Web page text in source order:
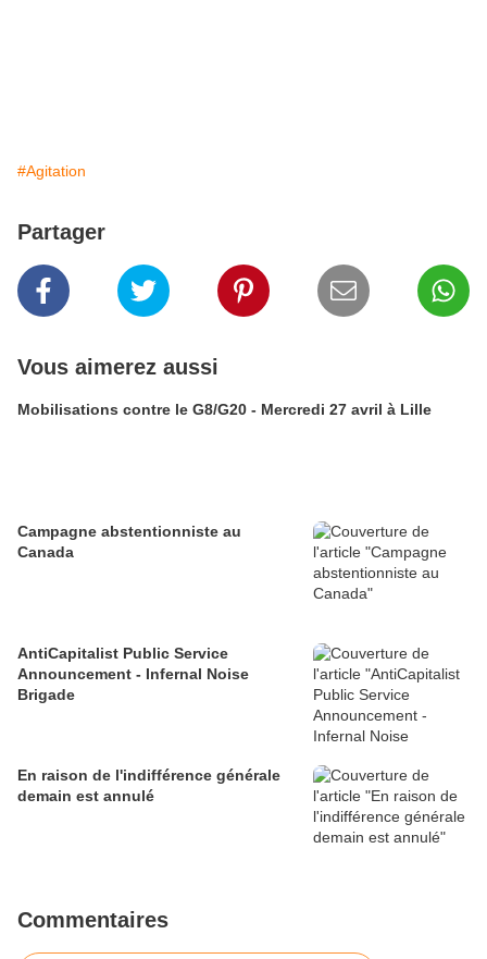
#Agitation
Partager
Vous aimerez aussi
Mobilisations contre le G8/G20 - Mercredi 27 avril à Lille
Campagne abstentionniste au
Canada
AntiCapitalist Public Service
Announcement - Infernal Noise
Brigade
En raison de l'indifférence générale
demain est annulé
Commentaires